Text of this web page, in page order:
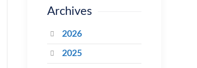
Archives
2026
2025